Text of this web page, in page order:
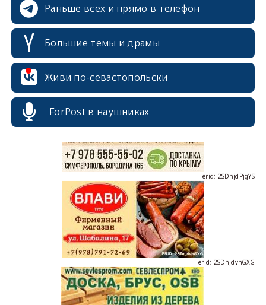
Раньше всех и прямо в телефон
Большие темы и драмы
Живи по-севастопольски
ForPost в наушниках
erid: 2SDnjcrDNw6
erid: 2SDnjdPjgYS
erid: 2SDnjdvhGXG